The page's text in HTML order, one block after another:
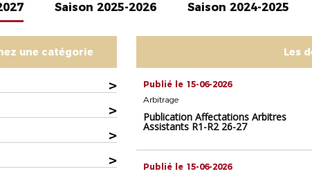
Saison 2025-2026 Saison 2024-2025
une catégorie
>
>
>
>
Les
Publié le 15-06-2026
Arbitrage
Publication Affectations Arbitres
Assistants R1-R2 26-27
Publié le 15-06-2026